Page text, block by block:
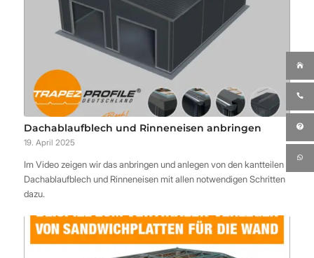
Dachablaufblech und Rinneneisen anbringen
19. April 2025
Im Video zeigen wir das anbringen und anlegen von den kantteilen
Dachablaufblech und Rinneneisen mit allen notwendigen Schritten
dazu.